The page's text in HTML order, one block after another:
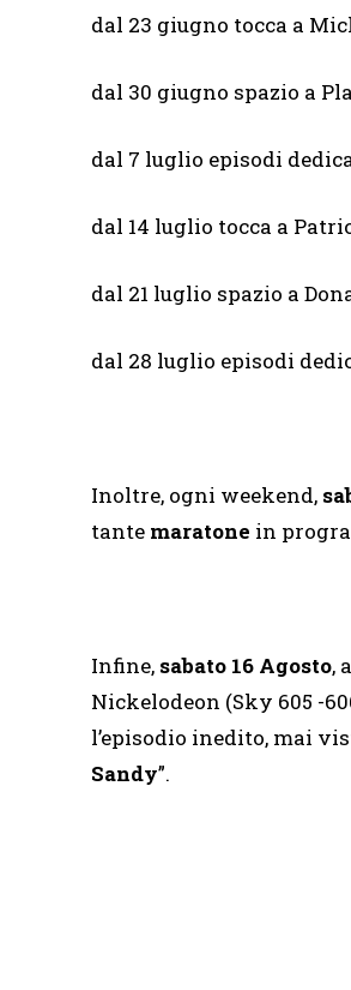
dal 23 giugno tocca a
dal 30 giugno spazio a
dal 7 luglio episodi
dal 14 luglio tocca a
dal 21 luglio spazio a
dal 28 luglio episodi
Inoltre, ogni weekend,
tante maratone in
Infine, sabato 16 Agosto,
Nickelodeon (Sky 605 -
l’episodio inedito, mai
Sandy”.